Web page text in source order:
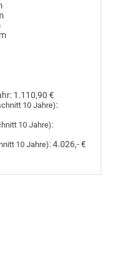
1.110,90 €
10 Jahre):
10 Jahre):
10 Jahre):4.026,- €